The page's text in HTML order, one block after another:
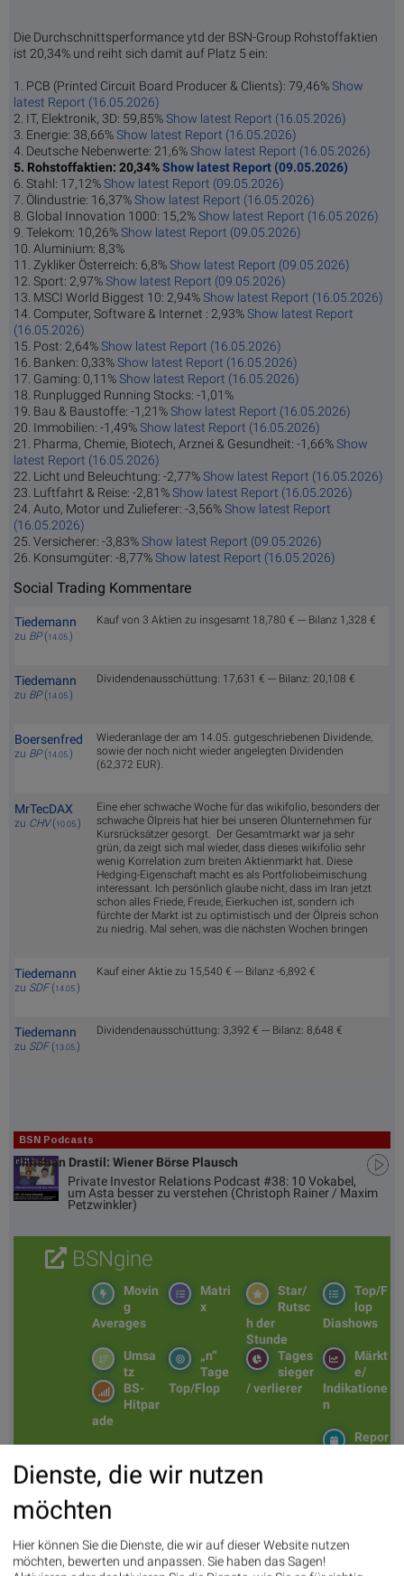
Die Durchschnittsperformance ytd der BSN-Group Rohstoffaktien
ist 20,34% und reiht sich damit auf Platz 5 ein:
1. PCB (Printed Circuit Board Producer & Clients): 79,46%Show
latest Report (16.05.2026)
2. IT, Elektronik, 3D: 59,85%Show latest Report (16.05.2026)
3. Energie: 38,66%Show latest Report (16.05.2026)
4. Deutsche Nebenwerte: 21,6%Show latest Report (16.05.2026)
5. Rohstoffaktien: 20,34%Show latest Report (09.05.2026)
6. Stahl: 17,12%Show latest Report (09.05.2026)
7. Ölindustrie: 16,37%Show latest Report (16.05.2026)
8. Global Innovation 1000: 15,2%Show latest Report (16.05.2026)
9. Telekom: 10,26%Show latest Report (09.05.2026)
10. Aluminium: 8,3%
11. Zykliker Österreich: 6,8%Show latest Report (09.05.2026)
12. Sport: 2,97%Show latest Report (09.05.2026)
13. MSCI World Biggest 10: 2,94%Show latest Report (16.05.2026)
14. Computer, Software & Internet : 2,93%Show latest Report
(16.05.2026)
15. Post: 2,64%Show latest Report (16.05.2026)
16. Banken: 0,33%Show latest Report (16.05.2026)
17. Gaming: 0,11%Show latest Report (16.05.2026)
18. Runplugged Running Stocks: -1,01%
19. Bau & Baustoffe: -1,21%Show latest Report (16.05.2026)
20. Immobilien: -1,49%Show latest Report (16.05.2026)
21. Pharma, Chemie, Biotech, Arznei & Gesundheit: -1,66%Show
latest Report (16.05.2026)
22. Licht und Beleuchtung: -2,77%Show latest Report (16.05.2026)
23. Luftfahrt & Reise: -2,81%Show latest Report (16.05.2026)
24. Auto, Motor und Zulieferer: -3,56%Show latest Report
(16.05.2026)
25. Versicherer: -3,83%Show latest Report (09.05.2026)
26. Konsumgüter: -8,77%Show latest Report (16.05.2026)
Social Trading Kommentare
Tiedemann
zu BP(14.05. )
Kauf von 3 Aktien zu insgesamt 18,780 € --- Bilanz 1,328 €
Tiedemann
zu BP(14.05. )
Dividendenausschüttung: 17,631 € --- Bilanz: 20,108 €
Boersenfred
zu BP(14.05. )
Wiederanlage der am 14.05. gutgeschriebenen Dividende,
sowie der noch nicht wieder angelegten Dividenden
(62,372 EUR).
MrTecDAX
zu CHV(10.05. )
Eine eher schwache Woche für das wikifolio, besonders der
schwache Ölpreis hat hier bei unseren Ölunternehmen für
Kursrücksätzer gesorgt. Der Gesamtmarkt war ja sehr
grün, da zeigt sich mal wieder, dass dieses wikifolio sehr
wenig Korrelation zum breiten Aktienmarkt hat. Diese
Hedging-Eigenschaft macht es als Portfoliobeimischung
interessant. Ich persönlich glaube nicht, dass im Iran jetzt
schon alles Friede, Freude, Eierkuchen ist, sondern ich
fürchte der Markt ist zu optimistisch und der Ölpreis schon
zu niedrig. Mal sehen, was die nächsten Wochen bringen
Tiedemann
zu SDF(14.05. )
Kauf einer Aktie zu 15,540 € --- Bilanz -6,892 €
Tiedemann
zu SDF(13.05. )
Dividendenausschüttung: 3,392 € --- Bilanz: 8,648 €
BSN Podcasts
Christian Drastil: Wiener Börse Plausch
Private Investor Relations Podcast #38: 10 Vokabel,
um Asta besser zu verstehen (Christoph Rainer / Maxim
Petzwinkler)
BSNgine
Top/F
lop
Diashows
Star/
Rutsc
h der
Stunde
Matri
x
Movin
g
Averages
Märkt
e/
Indikatione
n
Tages
sieger
/ verlierer
„n“
Tage
Top/Flop
Umsa
tz
BS-
Hitpar
ade
Repor
1. BSN Group Rohstoffaktien Performancevergleich YTD, Stand: 16.05.2026
Dienste, die wir nutzen
möchten
Hier können Sie die Dienste, die wir auf dieser Website nutzen
möchten, bewerten und anpassen. Sie haben das Sagen!